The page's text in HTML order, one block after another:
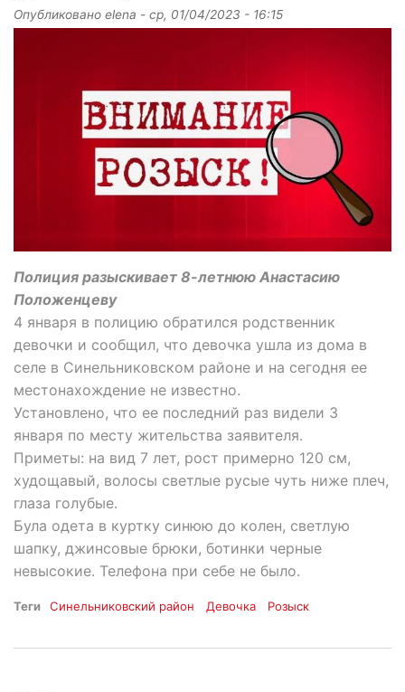
Опубликовано elena - ср, 01/04/2023 - 16:15
Полиция разыскивает 8-летнюю Анастасию
Положенцеву
4 января в полицию обратился родственник
девочки и сообщил, что девочка ушла из дома в
селе в Синельниковском районе и на сегодня ее
местонахождение не известно.
Установлено, что ее последний раз видели 3
января по месту жительства заявителя.
Приметы: на вид 7 лет, рост примерно 120 см,
худощавый, волосы светлые русые чуть ниже плеч,
глаза голубые.
Була одета в куртку синюю до колен, светлую
шапку, джинсовые брюки, ботинки черные
невысокие. Телефона при себе не было.
Теги Синельниковский район Девочка Розыск